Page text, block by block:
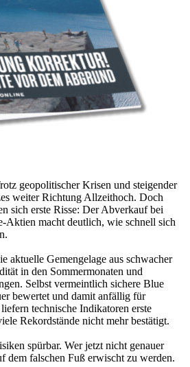
geopolitischer Krisen und steigender
weiter Richtung Allzeithoch. Doch
sich erste Risse: Der Abverkauf bei
Aktien macht deutlich, wie schnell sich
aktuelle Gemengelage aus schwacher
in den Sommermonaten und
Selbst vermeintlich sichere Blue
bewertet und damit anfällig für
technische Indikatoren erste
Rekordstände nicht mehr bestätigt.
spürbar. Wer jetzt nicht genauer
dem falschen Fuß erwischt zu werden.